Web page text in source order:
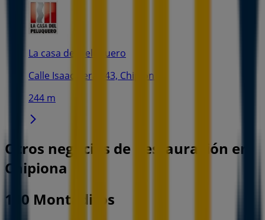
La casa del peluquero
Calle Isaac Peral, 43, Chipiona
244 m
Otros negocios de Restauración en
Chipiona
100 Montaditos